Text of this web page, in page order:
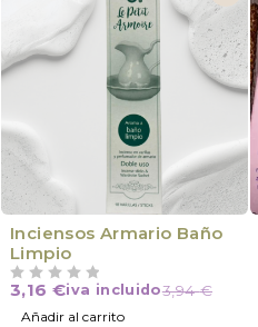
Inciensos Armario Baño
Limpio
3,94€
3,16 €iva incluido
Añadir al carrito